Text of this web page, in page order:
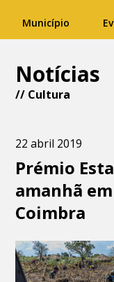
Município
Notícias
// Cultura
22 abril 2019
Prémio
amanhã
Coimbra